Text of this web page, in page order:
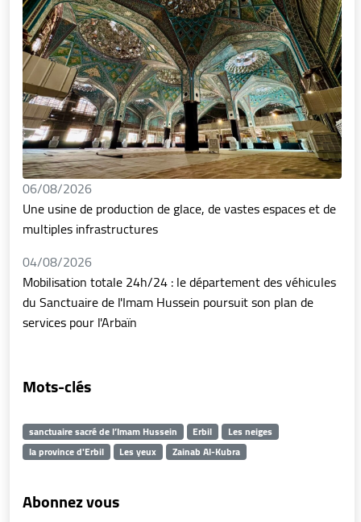
06/08/2026
Une usine de production de glace, de vastes espaces et de
multiples infrastructures
04/08/2026
Mobilisation totale 24h/24 : le département des véhicules
du Sanctuaire de l'Imam Hussein poursuit son plan de
services pour l'Arbaïn
Mots-clés
sanctuaire sacré de l’Imam Hussein Erbil
Les neiges
la province d'Erbil
Les yeux Zainab Al-Kubra
Abonnez vous